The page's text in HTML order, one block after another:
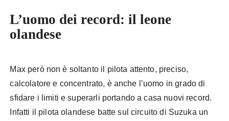
L’uomo dei record: il leone
olandese
Max però non è soltanto il pilota attento, preciso,
calcolatore e concentrato, è anche l’uomo in grado di
sfidare i limiti e superarli portando a casa nuovi record.
Infatti il pilota olandese batte sul circuito di Suzuka un